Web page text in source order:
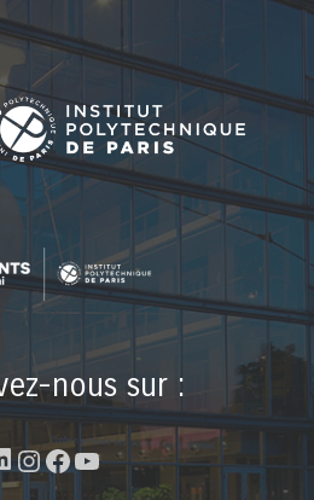
nous sur :
LinkedIn
Instagram
Facebook
YouTube